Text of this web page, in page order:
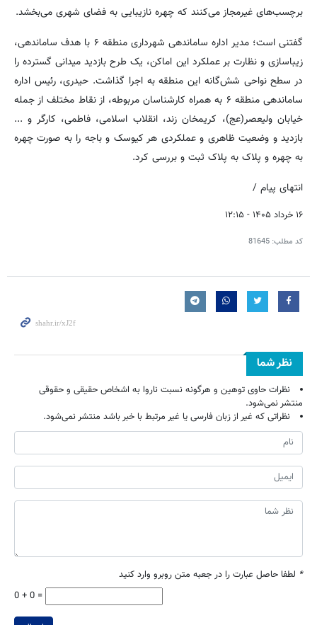
برچسب‌های غیرمجاز می‌کنند که چهره نازیبایی به فضای شهری می‌بخشد.
گفتنی است؛ مدیر اداره ساماندهی شهرداری منطقه ۶ با هدف ساماندهی،
زیباسازی و نظارت بر عملکرد این اماکن، یک طرح بازدید میدانی گسترده را
در سطح نواحی شش‌گانه این منطقه به اجرا گذاشت. حیدری، رئیس اداره
ساماندهی منطقه ۶ به همراه کارشناسان مربوطه، از نقاط مختلف از جمله
خیابان ولیعصر(عج)، کریمخان زند، انقلاب اسلامی، فاطمی، کارگر و ...
بازدید و وضعیت ظاهری و عملکردی هر کیوسک و باجه را به صورت چهره
به چهره و پلاک به پلاک ثبت و بررسی کرد.
انتهای پیام /
۱۶ خرداد ۱۴۰۵ - ۱۲:۱۵
کد مطلب: 81645
نظر شما
نظرات حاوی توهین و هرگونه نسبت ناروا به اشخاص حقیقی و حقوقی
منتشر نمی‌شود.
نظراتی که غیر از زبان فارسی یا غیر مرتبط با خبر باشد منتشر نمی‌شود.
* لطفا حاصل عبارت را در جعبه متن روبرو وارد کنید
0 + 0 =